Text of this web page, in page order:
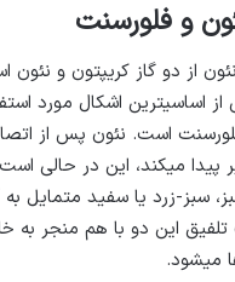
و فلورسنت
از دو گاز کریپتون و نئون
از اساسی­ترین اشکال مورد
است. نئون پس از
این دو با هم منجر به
می­شود.